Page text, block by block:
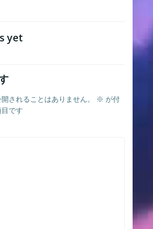
yet
されることはありません。 ※ が付
です